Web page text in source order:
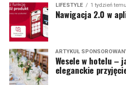
LIFESTYLE 1 tydzień temu
Nawigacja 2.0 w
ARTYKUŁ
Wesele w hotelu –
eleganckie